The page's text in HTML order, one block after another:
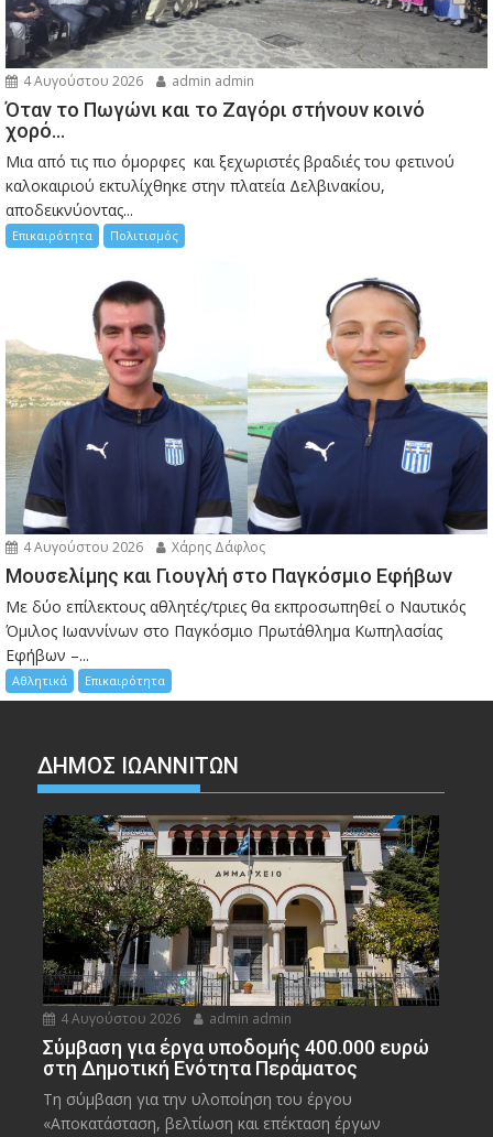
4 Αυγούστου 2026 admin admin
Όταν το Πωγώνι και το Ζαγόρι στήνουν κοινό
χορό…
Μια από τις πιο όμορφες και ξεχωριστές βραδιές του φετινού
καλοκαιριού εκτυλίχθηκε στην πλατεία Δελβινακίου,
αποδεικνύοντας...
Επικαιρότητα Πολιτισμός
4 Αυγούστου 2026 Χάρης Δάφλος
Μουσελίμης και Γιουγλή στο Παγκόσμιο Εφήβων
Mε δύο επίλεκτους αθλητές/τριες θα εκπροσωπηθεί ο Ναυτικός
Όμιλος Ιωαννίνων στο Παγκόσμιο Πρωτάθλημα Κωπηλασίας
Εφήβων –...
Αθλητικά Επικαιρότητα
ΔΗΜΟΣ ΙΩΑΝΝΙΤΩΝ
4 Αυγούστου 2026 admin admin
Σύμβαση για έργα υποδομής 400.000 ευρώ
στη Δημοτική Ενότητα Περάματος
Τη σύμβαση για την υλοποίηση του έργου
«Αποκατάσταση, βελτίωση και επέκταση έργων